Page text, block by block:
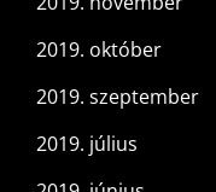
2019. október
2019. szeptember
2019. július